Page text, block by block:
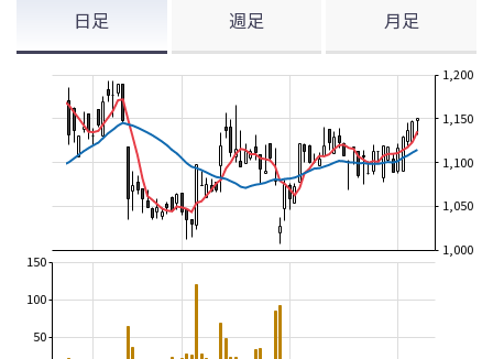
日足 週足 月足
1,000
1,050
1,100
1,150
1,200
50
100
150